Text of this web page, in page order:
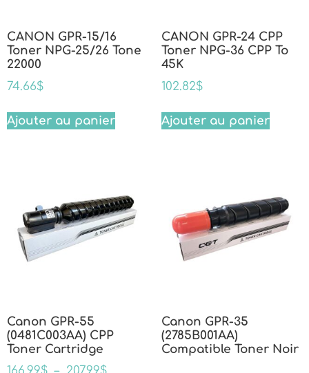
CANON GPR-15/16
Toner NPG-25/26 Tone
22000
74.66$
Ajouter au panier
CANON GPR-24 CPP
Toner NPG-36 CPP To
45K
102.82$
Ajouter au panier
Canon GPR-55
(0481C003AA) CPP
Toner Cartridge
Canon GPR-35
(2785B001AA)
Compatible Toner Noir